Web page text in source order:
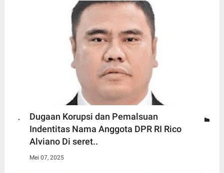
Dugaan Korupsi dan Pemalsuan
Indentitas Nama Anggota DPR RI Rico
Alviano Di seret..
Mei 07, 2025